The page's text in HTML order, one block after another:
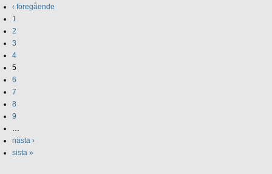
‹ föregående
1
2
3
4
5
6
7
8
9
…
nästa ›
sista »